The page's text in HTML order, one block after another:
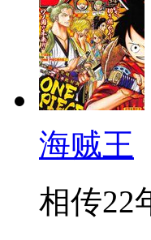
海贼王
相传22